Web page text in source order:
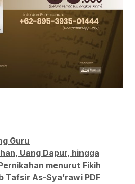
Guru
Uang Dapur, hingga
menurut Fikih
Tafsir As-Sya’rawi PDF